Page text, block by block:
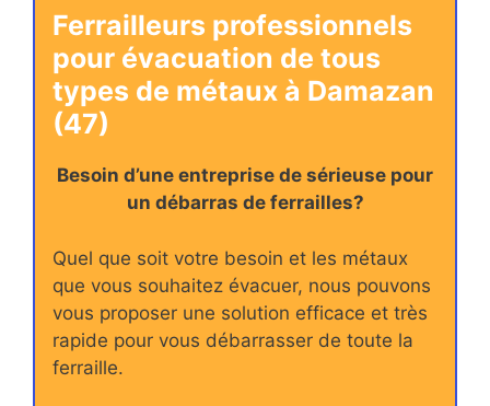
Ferrailleurs professionnels
pour évacuation de tous
types de métaux à Damazan
(47)
Besoin d’une entreprise de sérieuse pour
un débarras de ferrailles?
Quel que soit votre besoin et les métaux
que vous souhaitez évacuer, nous pouvons
vous proposer une solution efficace et très
rapide pour vous débarrasser de toute la
ferraille.